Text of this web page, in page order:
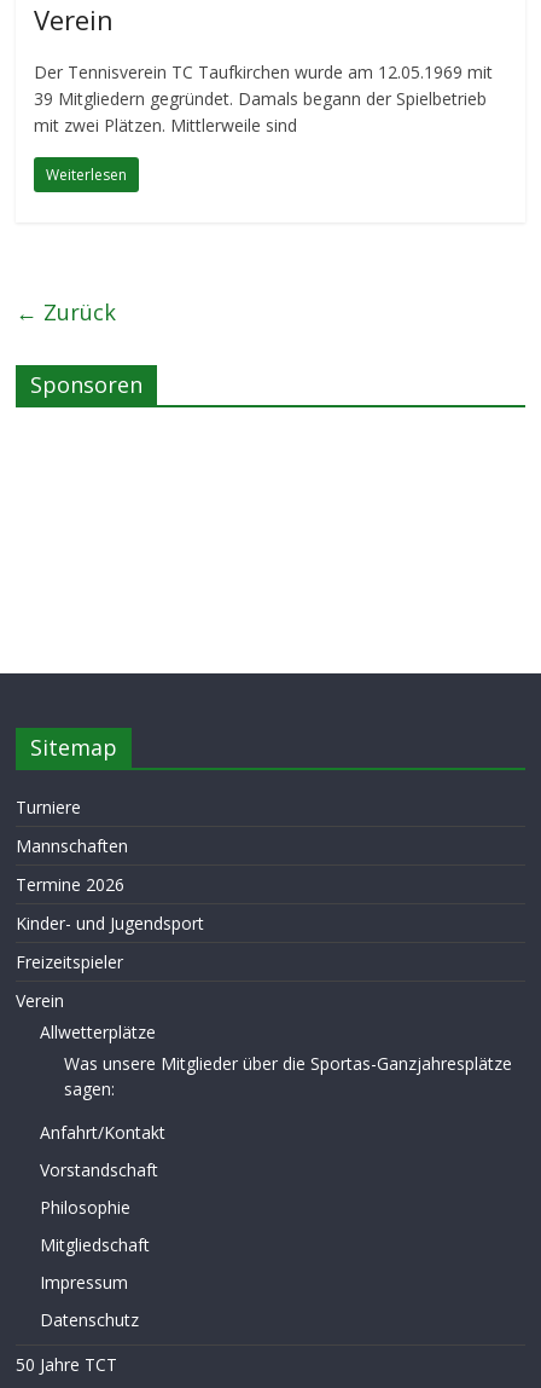
Verein
Der Tennisverein TC Taufkirchen wurde am 12.05.1969 mit
39 Mitgliedern gegründet. Damals begann der Spielbetrieb
mit zwei Plätzen. Mittlerweile sind
Weiterlesen
← Zurück
Sponsoren
Sitemap
Turniere
Mannschaften
Termine 2026
Kinder- und Jugendsport
Freizeitspieler
Verein
Allwetterplätze
Was unsere Mitglieder über die Sportas-Ganzjahresplätze
sagen:
Anfahrt/Kontakt
Vorstandschaft
Philosophie
Mitgliedschaft
Impressum
Datenschutz
50 Jahre TCT